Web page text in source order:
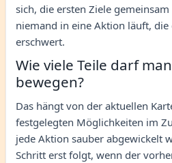
sich, die ersten Ziele
niemand in eine Aktion läuft,
erschwert.
Wie viele Teile darf
bewegen?
Das hängt von der aktuellen
festgelegten Möglichkeiten im
jede Aktion sauber abgewickelt
Schritt erst folgt, wenn der